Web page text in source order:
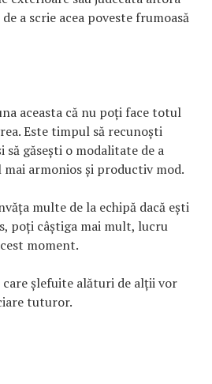
a scrie acea poveste frumoasă
aceasta că nu poți face totul
Este timpul să recunoști
găsești o modalitate de a
armonios și productiv mod.
multe de la echipă dacă ești
poți câștiga mai mult, lucru
moment.
șlefuite alături de alții vor
tuturor.